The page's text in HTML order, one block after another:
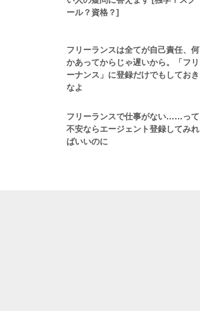
ール？資格？]
フリーランスは全てが自己責任、何
かあってからじゃ遅いから。「フリ
ーナンス」に登録だけでもしておき
なよ
フリーランスで仕事がない……って
不安ならエージェント登録してみれ
ばいいのに